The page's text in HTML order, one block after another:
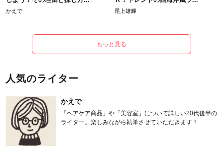
かえで 尾上雄輝
もっと見る
人気のライター
かえで
「ヘアケア商品」や「美容室」について詳しい20代後半の
ライター。楽しみながら執筆させていただきます！